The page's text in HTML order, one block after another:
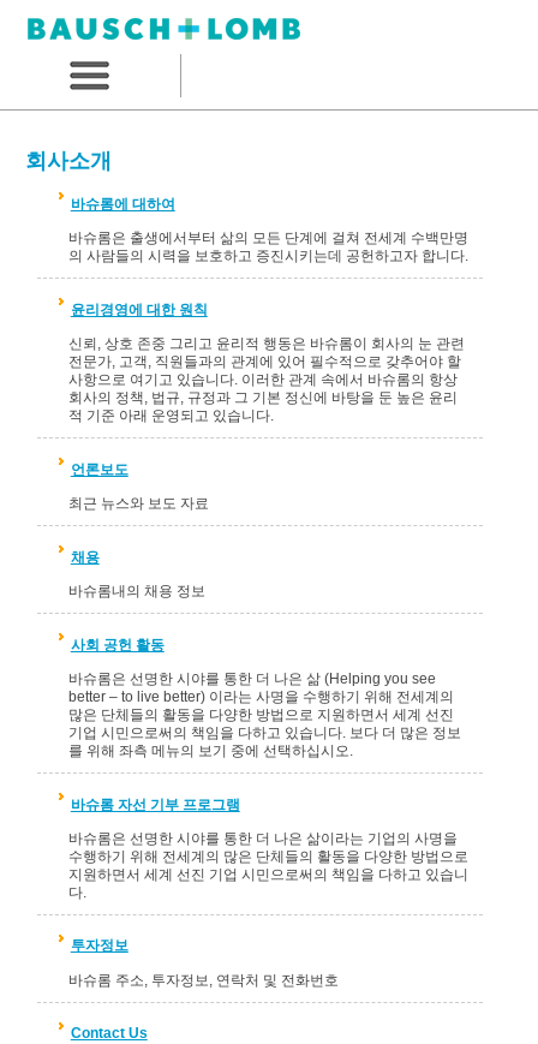
회사소개
바슈롬에 대하여
바슈롬은 출생에서부터 삶의 모든 단계에 걸쳐 전세계 수백만명
의 사람들의 시력을 보호하고 증진시키는데 공헌하고자 합니다.
윤리경영에 대한 원칙
신뢰, 상호 존중 그리고 윤리적 행동은 바슈롬이 회사의 눈 관련
전문가, 고객, 직원들과의 관계에 있어 필수적으로 갖추어야 할
사항으로 여기고 있습니다. 이러한 관계 속에서 바슈롬의 항상
회사의 정책, 법규, 규정과 그 기본 정신에 바탕을 둔 높은 윤리
적 기준 아래 운영되고 있습니다.
언론보도
최근 뉴스와 보도 자료
채용
바슈롬내의 채용 정보
사회 공헌 활동
바슈롬은 선명한 시야를 통한 더 나은 삶 (Helping you see
better – to live better) 이라는 사명을 수행하기 위해 전세계의
많은 단체들의 활동을 다양한 방법으로 지원하면서 세계 선진
기업 시민으로써의 책임을 다하고 있습니다. 보다 더 많은 정보
를 위해 좌측 메뉴의 보기 중에 선택하십시오.
바슈롬 자선 기부 프로그램
바슈롬은 선명한 시야를 통한 더 나은 삶이라는 기업의 사명을
수행하기 위해 전세계의 많은 단체들의 활동을 다양한 방법으로
지원하면서 세계 선진 기업 시민으로써의 책임을 다하고 있습니
다.
투자정보
바슈롬 주소, 투자정보, 연락처 및 전화번호
Contact Us